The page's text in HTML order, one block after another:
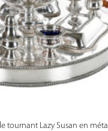
tournant Lazy Susan en métal